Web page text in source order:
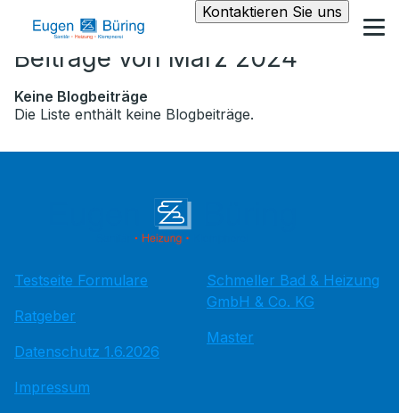
Kontaktieren Sie uns
Beiträge von März 2024
Keine Blogbeiträge
Die Liste enthält keine Blogbeiträge.
Testseite Formulare
Ratgeber
Datenschutz 1.6.2026
Impressum
Schmeller Bad & Heizung
GmbH & Co. KG
Master